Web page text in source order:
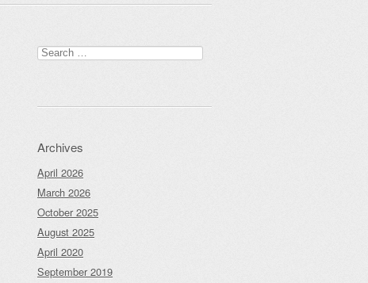
Search
for:
Archives
April 2026
March 2026
October 2025
August 2025
April 2020
September 2019